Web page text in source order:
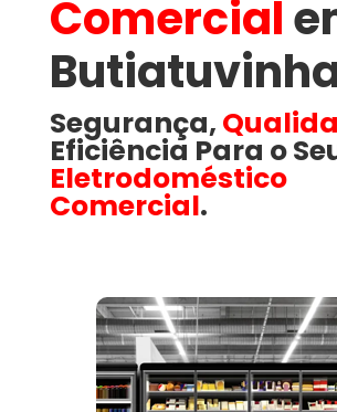
Comercial
Segurança,
Eficiência Para o
Eletrodoméstico
Comercial.